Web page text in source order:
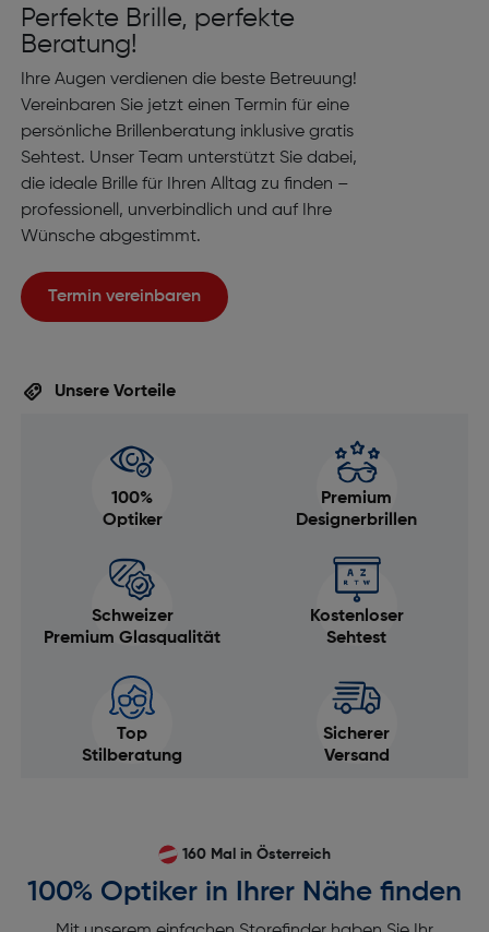
Perfekte Brille, perfekte
Beratung!
Ihre Augen verdienen die beste Betreuung!
Vereinbaren Sie jetzt einen Termin für eine
persönliche Brillenberatung inklusive gratis
Sehtest. Unser Team unterstützt Sie dabei,
die ideale Brille für Ihren Alltag zu finden –
professionell, unverbindlich und auf Ihre
Wünsche abgestimmt.
Termin vereinbaren
Unsere Vorteile
100%
Optiker
Premium
Designerbrillen
Schweizer
Premium Glasqualität
Kostenloser
Sehtest
Top
Stilberatung
Sicherer
Versand
160 Mal in Österreich
100% Optiker in Ihrer Nähe finden